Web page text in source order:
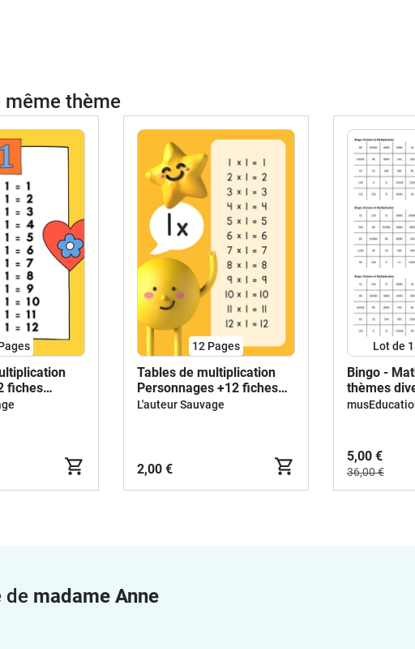
même thème
fiches
12 Pages
Tables de multiplication
Personnages +12 fiches
d'activités
L'auteur Sauvage
2,00 €
Lot de
Bingo -
thèmes
5,00 €
36,00 €
de madame Anne